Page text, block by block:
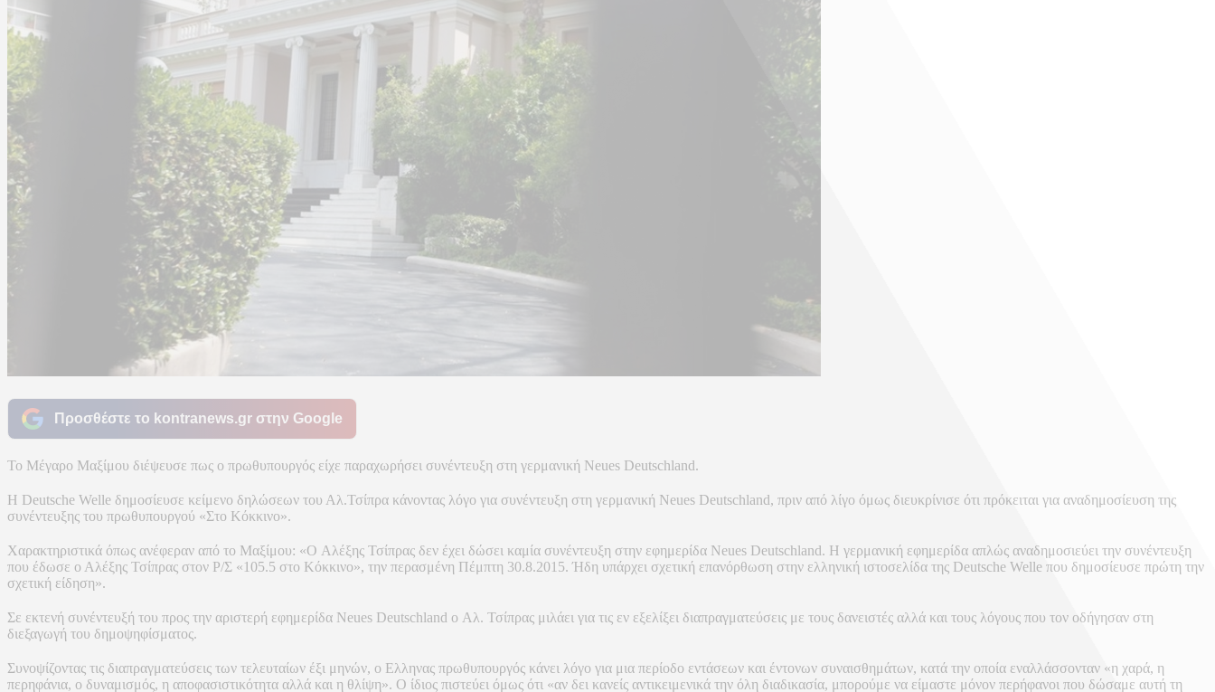
Προσθέστε το kontranews.gr στην Google
Το Μέγαρο Μαξίμου διέψευσε πως ο πρωθυπουργός είχε παραχωρήσει συνέντευξη στη γερμανική Neues Deutschland.
Η Deutsche Welle δημοσίευσε κείμενο δηλώσεων του Αλ.Τσίπρα κάνοντας λόγο για συνέντευξη στη γερμανική Neues Deutschland, πριν από λίγο όμως διευκρίνισε ότι πρόκειται για αναδημοσίευση της
συνέντευξης του πρωθυπουργού «Στο Κόκκινο».
Χαρακτηριστικά όπως ανέφεραν από το Μαξίμου: «O Αλέξης Τσίπρας δεν έχει δώσει καμία συνέντευξη στην εφημερίδα Neues Deutschland. Η γερμανική εφημερίδα απλώς αναδημοσιεύει την συνέντευξη
που έδωσε ο Αλέξης Τσίπρας στον Ρ/Σ «105.5 στο Κόκκινο», την περασμένη Πέμπτη 30.8.2015. Ήδη υπάρχει σχετική επανόρθωση στην ελληνική ιστοσελίδα της Deutsche Welle που δημοσίευσε πρώτη την
σχετική είδηση».
Σε εκτενή συνέντευξή του προς την αριστερή εφημερίδα Neues Deutschland o Αλ. Τσίπρας μιλάει για τις εν εξελίξει διαπραγματεύσεις με τους δανειστές αλλά και τους λόγους που τον οδήγησαν στη
διεξαγωγή του δημοψηφίσματος.
Συνοψίζοντας τις διαπραγματεύσεις των τελευταίων έξι μηνών, ο Ελληνας πρωθυπουργός κάνει λόγο για μια περίοδο εντάσεων και έντονων συναισθημάτων, κατά την οποία εναλλάσσονταν «η χαρά, η
περηφάνια, ο δυναμισμός, η αποφασιστικότητα αλλά και η θλίψη». Ο ίδιος πιστεύει όμως ότι «αν δει κανείς αντικειμενικά την όλη διαδικασία, μπορούμε να είμαστε μόνον περήφανοι που δώσαμε αυτή τη